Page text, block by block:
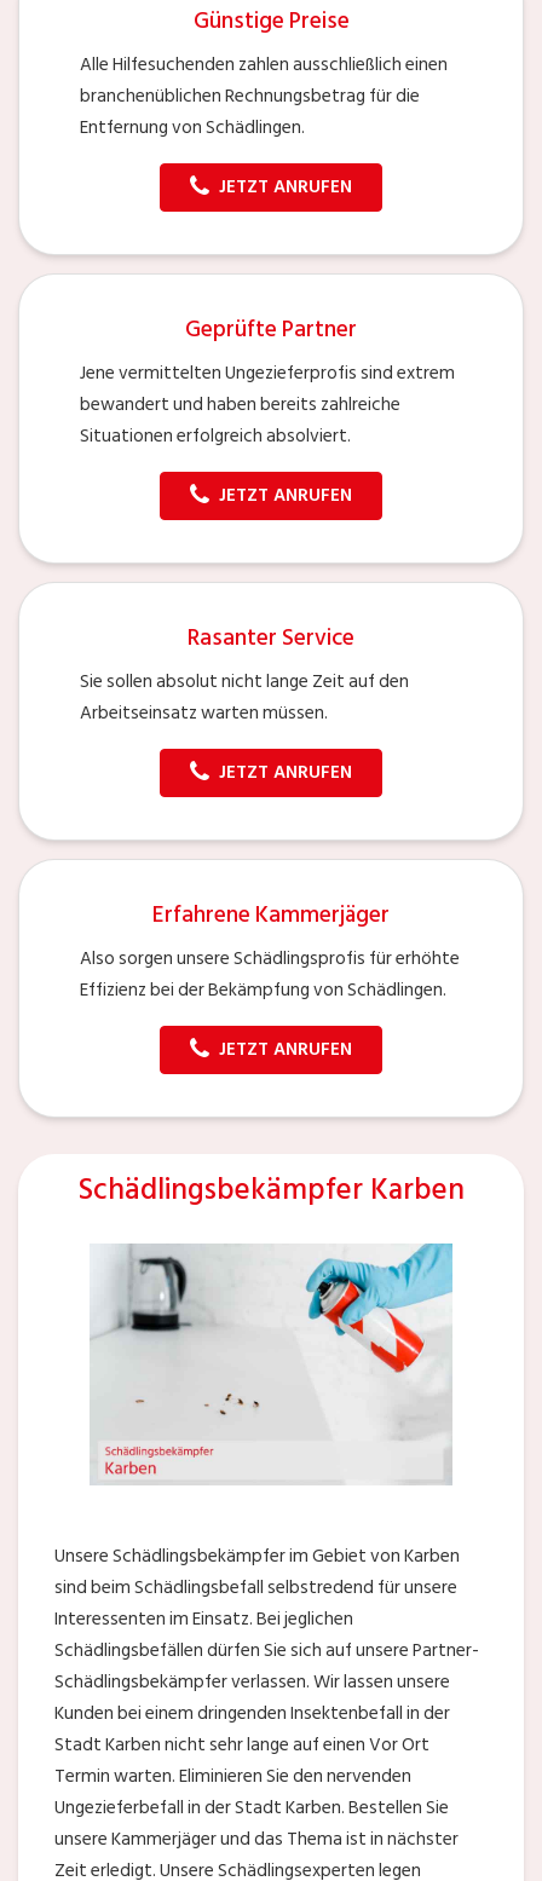
Günstige Preise
Alle Hilfesuchenden zahlen ausschließlich einen
branchenüblichen Rechnungsbetrag für die
Entfernung von Schädlingen.
JETZT ANRUFEN
Geprüfte Partner
Jene vermittelten Ungezieferprofis sind extrem
bewandert und haben bereits zahlreiche
Situationen erfolgreich absolviert.
JETZT ANRUFEN
Rasanter Service
Sie sollen absolut nicht lange Zeit auf den
Arbeitseinsatz warten müssen.
JETZT ANRUFEN
Erfahrene Kammerjäger
Also sorgen unsere Schädlingsprofis für erhöhte
Effizienz bei der Bekämpfung von Schädlingen.
JETZT ANRUFEN
Schädlingsbekämpfer Karben
Unsere Schädlingsbekämpfer im Gebiet von Karben
sind beim Schädlingsbefall selbstredend für unsere
Interessenten im Einsatz. Bei jeglichen
Schädlingsbefällen dürfen Sie sich auf unsere Partner-
Schädlingsbekämpfer verlassen. Wir lassen unsere
Kunden bei einem dringenden Insektenbefall in der
Stadt Karben nicht sehr lange auf einen Vor Ort
Termin warten. Eliminieren Sie den nervenden
Ungezieferbefall in der Stadt Karben. Bestellen Sie
unsere Kammerjäger und das Thema ist in nächster
Zeit erledigt. Unsere Schädlingsexperten legen